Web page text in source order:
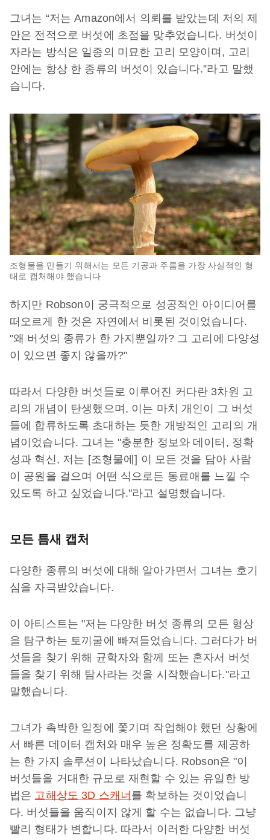
그녀는 “저는 Amazon에서 의뢰를 받았는데 저의 제
안은 전적으로 버섯에 초점을 맞추었습니다. 버섯이
자라는 방식은 일종의 미묘한 고리 모양이며, 고리
안에는 항상 한 종류의 버섯이 있습니다.”라고 말했
습니다.
조형물을 만들기 위해서는 모든 기공과 주름을 가장 사실적인 형
태로 캡처해야 했습니다
하지만 Robson이 궁극적으로 성공적인 아이디어를
떠오르게 한 것은 자연에서 비롯된 것이었습니다.
"왜 버섯의 종류가 한 가지뿐일까? 그 고리에 다양성
이 있으면 좋지 않을까?"
따라서 다양한 버섯들로 이루어진 커다란 3차원 고
리의 개념이 탄생했으며, 이는 마치 개인이 그 버섯
들에 합류하도록 초대하는 듯한 개방적인 고리의 개
념이었습니다. 그녀는 "충분한 정보와 데이터, 정확
성과 혁신, 저는 [조형물에] 이 모든 것을 담아 사람
이 공원을 걸으며 어떤 식으로든 동료애를 느낄 수
있도록 하고 싶었습니다."라고 설명했습니다.
모든 틈새 캡처
다양한 종류의 버섯에 대해 알아가면서 그녀는 호기
심을 자극받았습니다.
이 아티스트는 "저는 다양한 버섯 종류의 모든 형상
을 탐구하는 토끼굴에 빠져들었습니다. 그러다가 버
섯들을 찾기 위해 균학자와 함께 또는 혼자서 버섯
들을 찾기 위해 탐사라는 것을 시작했습니다."라고
말했습니다.
그녀가 촉박한 일정에 쫓기며 작업해야 했던 상황에
서 빠른 데이터 캡처와 매우 높은 정확도를 제공하
는 한 가지 솔루션이 나타났습니다. Robson은 "이
버섯들을 거대한 규모로 재현할 수 있는 유일한 방
법은 고해상도 3D 스캐너 를 확보하는 것이었습니
다. 버섯들을 움직이지 않게 할 수는 없습니다. 그냥
빨리 형태가 변합니다. 따라서 이러한 다양한 버섯